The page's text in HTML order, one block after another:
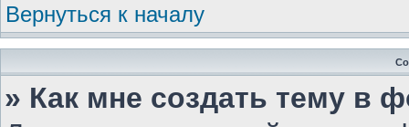
Вернуться к началу
» Как мне создать тему в